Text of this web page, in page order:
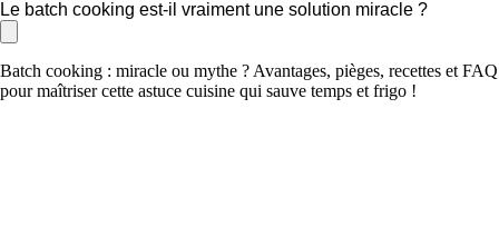
Le batch cooking est-il vraiment une solution miracle ?
Batch cooking : miracle ou mythe ? Avantages, pièges, recettes et FAQ
pour maîtriser cette astuce cuisine qui sauve temps et frigo !